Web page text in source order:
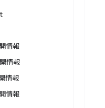
情報
情報
情報
情報